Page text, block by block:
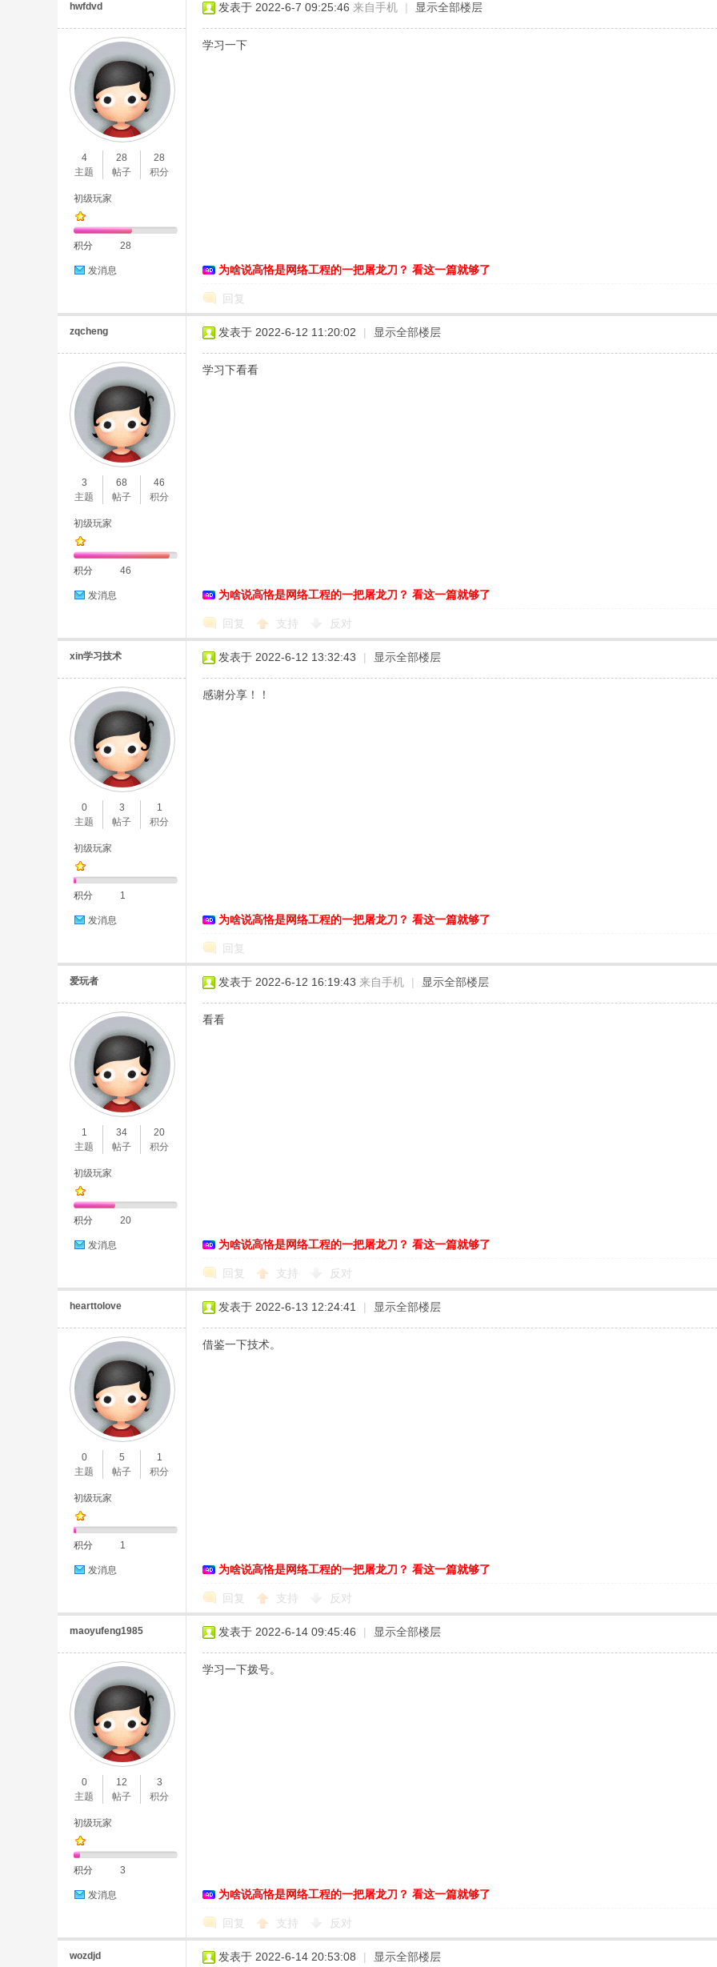
hwfdvd
4
主题
28
帖子
28
积分
初级玩家
积分 28
发消息
发表于 2022-6-7 09:25:46 来自手机 | 显示全部楼层
学习一下
为啥说高恪是网络工程的一把屠龙刀？ 看这一篇就够了
回复
zqcheng
3
主题
68
帖子
46
积分
初级玩家
积分 46
发消息
发表于 2022-6-12 11:20:02 | 显示全部楼层
学习下看看
为啥说高恪是网络工程的一把屠龙刀？ 看这一篇就够了
回复 支持 反对
xin学习技术
0
主题
3
帖子
1
积分
初级玩家
积分 1
发消息
发表于 2022-6-12 13:32:43 | 显示全部楼层
感谢分享！！
为啥说高恪是网络工程的一把屠龙刀？ 看这一篇就够了
回复
爱玩者
1
主题
34
帖子
20
积分
初级玩家
积分 20
发消息
发表于 2022-6-12 16:19:43 来自手机 | 显示全部楼层
看看
为啥说高恪是网络工程的一把屠龙刀？ 看这一篇就够了
回复 支持 反对
hearttolove
0
主题
5
帖子
1
积分
初级玩家
积分 1
发消息
发表于 2022-6-13 12:24:41 | 显示全部楼层
借鉴一下技术。
为啥说高恪是网络工程的一把屠龙刀？ 看这一篇就够了
回复 支持 反对
maoyufeng1985
0
主题
12
帖子
3
积分
初级玩家
积分 3
发消息
发表于 2022-6-14 09:45:46 | 显示全部楼层
学习一下拨号。
为啥说高恪是网络工程的一把屠龙刀？ 看这一篇就够了
回复 支持 反对
wozdjd 发表于 2022-6-14 20:53:08 | 显示全部楼层